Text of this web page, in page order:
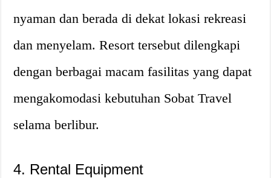
nyaman dan berada di dekat lokasi rekreasi
dan menyelam. Resort tersebut dilengkapi
dengan berbagai macam fasilitas yang dapat
mengakomodasi kebutuhan Sobat Travel
selama berlibur.
4. Rental Equipment